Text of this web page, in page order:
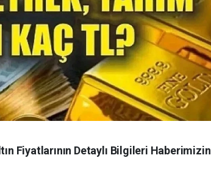
Fiyatlarının Detaylı Bilgileri Haberimizin